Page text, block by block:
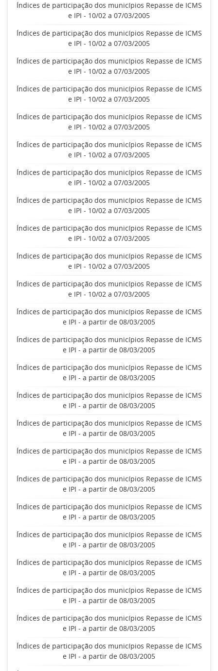
Índices de participação dos municípios Repasse de ICMS
e IPI - 10/02 a 07/03/2005
Índices de participação dos municípios Repasse de ICMS
e IPI - 10/02 a 07/03/2005
Índices de participação dos municípios Repasse de ICMS
e IPI - 10/02 a 07/03/2005
Índices de participação dos municípios Repasse de ICMS
e IPI - 10/02 a 07/03/2005
Índices de participação dos municípios Repasse de ICMS
e IPI - 10/02 a 07/03/2005
Índices de participação dos municípios Repasse de ICMS
e IPI - 10/02 a 07/03/2005
Índices de participação dos municípios Repasse de ICMS
e IPI - 10/02 a 07/03/2005
Índices de participação dos municípios Repasse de ICMS
e IPI - 10/02 a 07/03/2005
Índices de participação dos municípios Repasse de ICMS
e IPI - 10/02 a 07/03/2005
Índices de participação dos municípios Repasse de ICMS
e IPI - 10/02 a 07/03/2005
Índices de participação dos municípios Repasse de ICMS
e IPI - 10/02 a 07/03/2005
Índices de participação dos municípios Repasse de ICMS
e IPI - a partir de 08/03/2005
Índices de participação dos municípios Repasse de ICMS
e IPI - a partir de 08/03/2005
Índices de participação dos municípios Repasse de ICMS
e IPI - a partir de 08/03/2005
Índices de participação dos municípios Repasse de ICMS
e IPI - a partir de 08/03/2005
Índices de participação dos municípios Repasse de ICMS
e IPI - a partir de 08/03/2005
Índices de participação dos municípios Repasse de ICMS
e IPI - a partir de 08/03/2005
Índices de participação dos municípios Repasse de ICMS
e IPI - a partir de 08/03/2005
Índices de participação dos municípios Repasse de ICMS
e IPI - a partir de 08/03/2005
Índices de participação dos municípios Repasse de ICMS
e IPI - a partir de 08/03/2005
Índices de participação dos municípios Repasse de ICMS
e IPI - a partir de 08/03/2005
Índices de participação dos municípios Repasse de ICMS
e IPI - a partir de 08/03/2005
Índices de participação dos municípios Repasse de ICMS
e IPI - a partir de 08/03/2005
Índices de participação dos municípios Repasse de ICMS
e IPI - a partir de 08/03/2005